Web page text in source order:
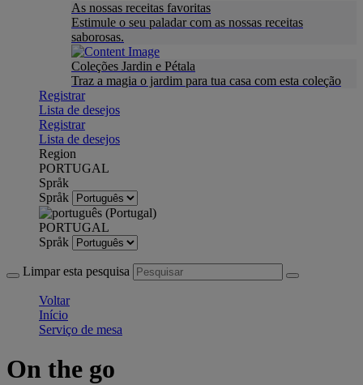
As nossas receitas favoritas
Estimule o seu paladar com as nossas receitas
saborosas.
Coleções Jardin e Pétala
Traz a magia o jardim para tua casa com esta coleção
Registrar
Lista de desejos
Registrar
Lista de desejos
Region
PORTUGAL
Språk
Språk
PORTUGAL
Språk
Limpar esta pesquisa
Voltar
Início
Serviço de mesa
On the go